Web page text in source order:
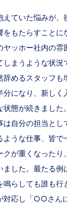
えていた悩みが、
もたらすことに
ヤッホー社内の
しまうような状況
辞めるスタッフも
分になり、新しく
態が続きました。
は自分の担当と
ような仕事、皆で
クが重くなったり
ました。最たる例
鳴らしても誰も行
対応し「○○さん